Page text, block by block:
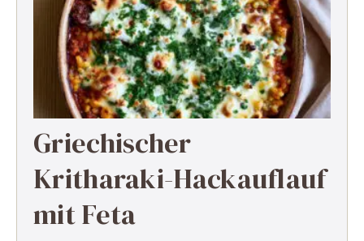
Griechischer
Kritharaki-Hackauflauf
mit Feta